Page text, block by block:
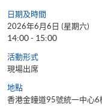
日期及時間
2026年6月6日 (星期六)
14:00 - 15:00
活動形式
現場出席
地點
香港金鐘道95號統一中心